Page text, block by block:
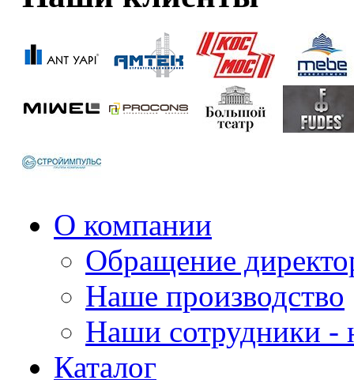
О компании
Обращение
Наше производство
Наши сотрудники -
Каталог